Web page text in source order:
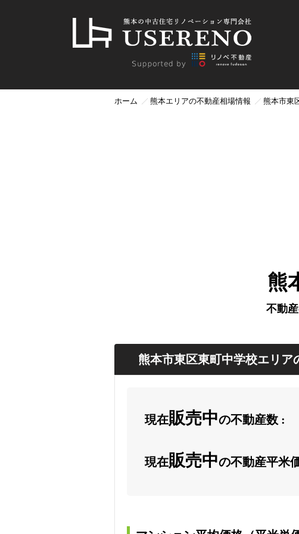
ホーム 熊本エリアの不動産相場情報 熊本市東
熊
不動
熊本市東区東町中学校エリア
現在販売中の不動産数 :
現在販売中の不動産平米